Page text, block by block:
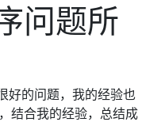
问题所
好的问题，我的经验也
结合我的经验，总结成